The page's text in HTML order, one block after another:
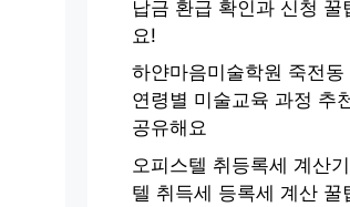
납금 환급 확인과 신청 꿀
요!
하얀마음미술학원 죽전동
연령별 미술교육 과정 추
공유해요
오피스텔 취등록세 계산
텔 취득세 등록세 계산 꿀